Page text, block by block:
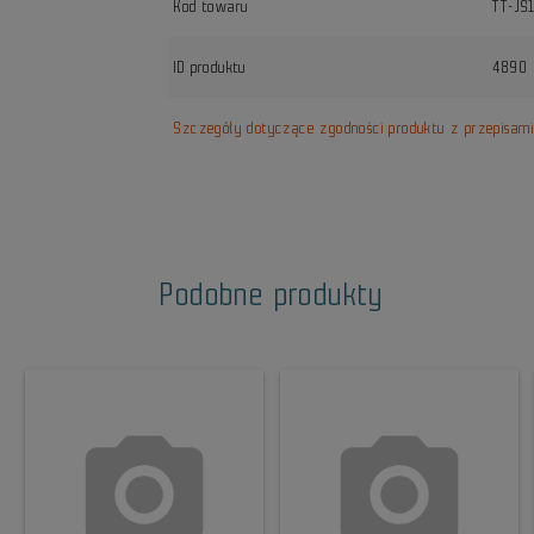
Kod towaru TT-
ID produktu 4890
Szczegóły dotyczące zgodności produktu z przepisami
Podobne produkty